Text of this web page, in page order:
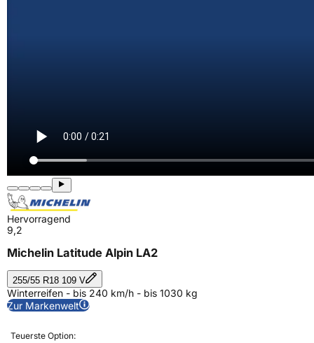
Hervorragend
9,2
Michelin Latitude Alpin LA2
255/55 R18 109 V
Winterreifen - bis 240 km/h - bis 1030 kg
Zur Markenwelt
Teuerste Option: